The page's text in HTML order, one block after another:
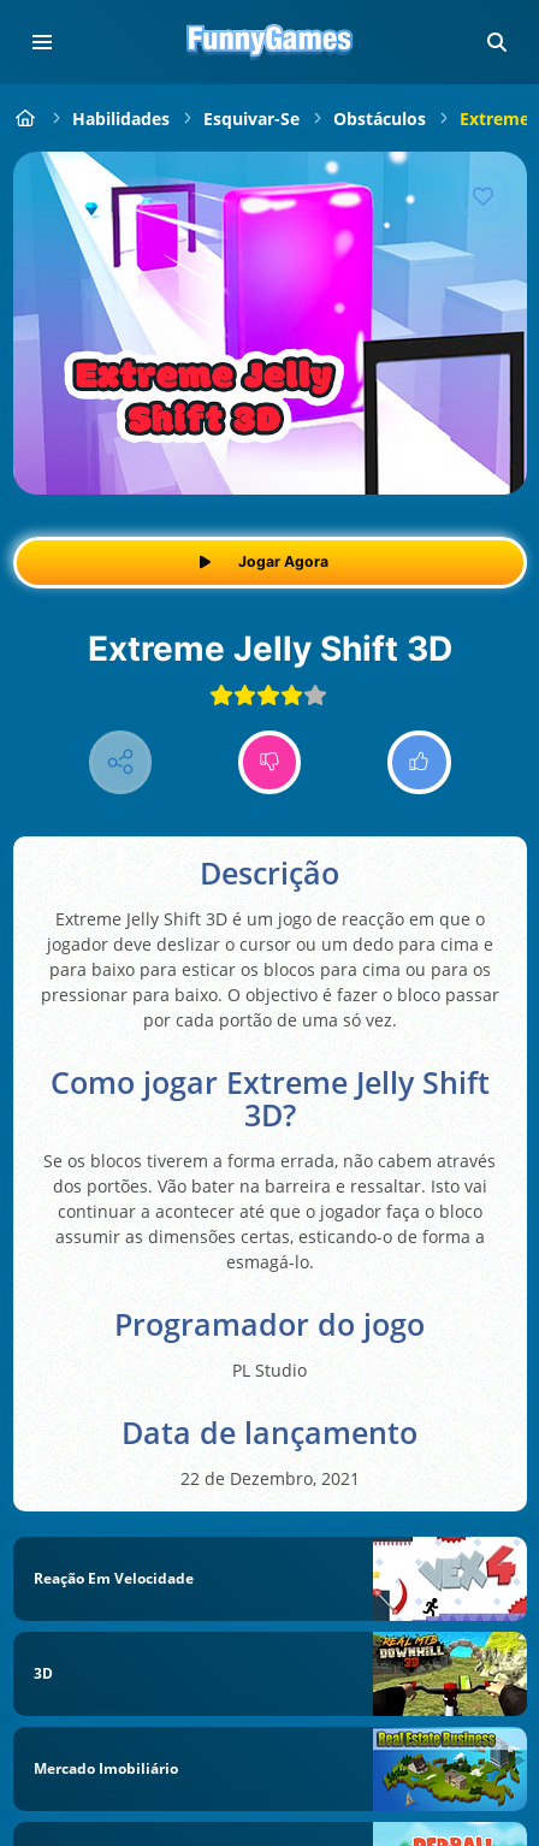
Habilidades Esquivar-Se Obstáculos Extreme
Jogar Agora
Extreme Jelly Shift 3D
Descrição
Extreme Jelly Shift 3D é um jogo de reacção em que o
jogador deve deslizar o cursor ou um dedo para cima e
para baixo para esticar os blocos para cima ou para os
pressionar para baixo. O objectivo é fazer o bloco passar
por cada portão de uma só vez.
Como jogar Extreme Jelly Shift
3D?
Se os blocos tiverem a forma errada, não cabem através
dos portões. Vão bater na barreira e ressaltar. Isto vai
continuar a acontecer até que o jogador faça o bloco
assumir as dimensões certas, esticando-o de forma a
esmagá-lo.
Programador do jogo
PL Studio
Data de lançamento
22 de Dezembro, 2021
Reação Em Velocidade
3D
Mercado Imobiliário